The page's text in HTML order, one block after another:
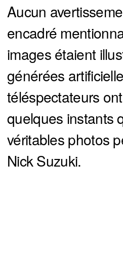
Aucun
encadré
images étaient
générées
téléspectateurs
quelques instants
véritables photos
Nick Suzuki.